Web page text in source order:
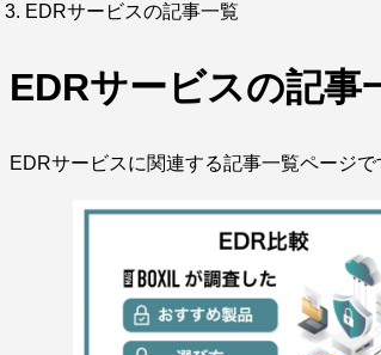
EDRサービスの記事一覧
EDRサービスの記事
EDRサービスに関連する記事一覧ページ